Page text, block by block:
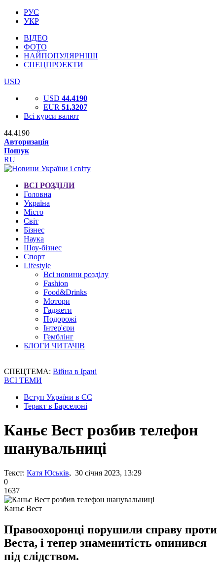
РУС
УКР
ВІДЕО
ФОТО
НАЙПОПУЛЯРНІШІ
СПЕЦПРОЕКТИ
USD
USD 44.4190
EUR 51.3207
Всі курси валют
44.4190
Авторизація
Пошук
RU
ВСІ РОЗДІЛИ
Головна
Україна
Місто
Світ
Бізнес
Наука
Шоу-бізнес
Спорт
Lifestyle
Всі новини розділу
Fashion
Food&Drinks
Мотори
Гаджети
Подорожі
Інтер'єри
Гемблінг
БЛОГИ ЧИТАЧІВ
СПЕЦТЕМА: Війна в Ірані
ВСІ ТЕМИ
Вступ України в ЄС
Теракт в Барселоні
Каньє Вест розбив телефон
шанувальниці
Текст: Катя Юськів, 30 січня 2023, 13:29
0
1637
Каньє Вест
Правоохоронці порушили справу проти
Веста, і тепер знаменитість опинився
під слідством.